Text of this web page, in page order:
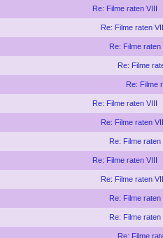
Re: Filme raten VIII
Re: Filme raten
Re: Filme raten
Re: Filme
Re: Filme
Re: Filme raten VIII
Re: Filme raten
Re: Filme raten
Re: Filme raten VIII
Re: Filme raten
Re: Filme raten
Re: Filme raten
Re: Filme